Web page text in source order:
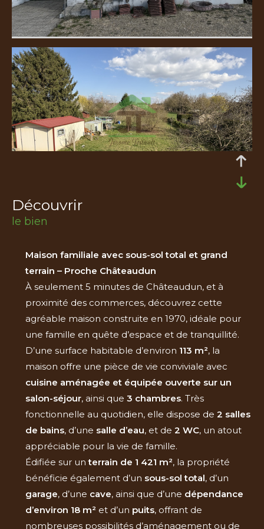
découvrir
le bien
Maison familiale avec sous-sol total et grand
terrain – Proche Châteaudun
À seulement 5 minutes de Châteaudun, et à
proximité des commerces, découvrez cette
agréable maison construite en 1970, idéale pour
une famille en quête d’espace et de tranquillité.
D’une surface habitable d’environ 113 m², la
maison offre une pièce de vie conviviale avec
cuisine aménagée et équipée ouverte sur un
salon-séjour, ainsi que 3 chambres. Très
fonctionnelle au quotidien, elle dispose de 2 salles
de bains, d’une salle d’eau, et de 2 WC, un atout
appréciable pour la vie de famille.
Édifiée sur unterrain de 1 421 m², la propriété
bénéficie également d’un sous-sol total, d’un
garage, d’une cave, ainsi que d’une dépendance
d’environ 18 m²et d’un puits, offrant de
nombreuses possibilités d’aménagement ou de